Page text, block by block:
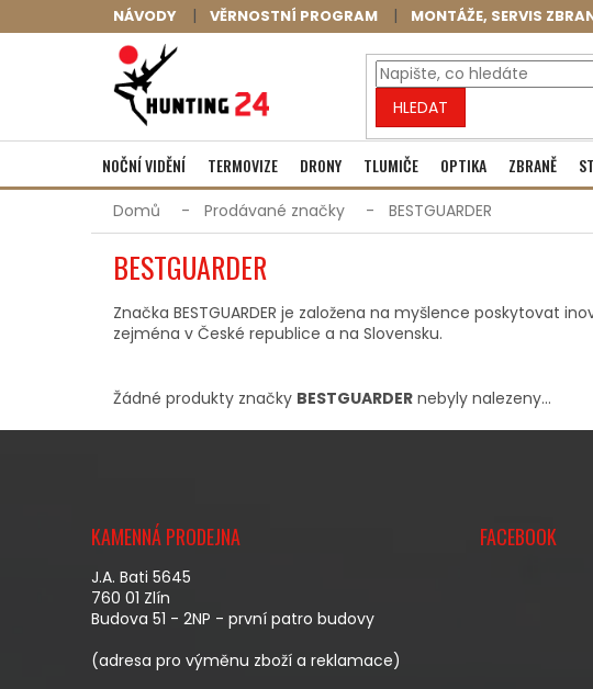
na
NÁVODY VĚRNOSTNÍ PROGRAM MONTÁŽE, SERVIS
HLEDAT
NOČNÍ VIDĚNÍ TERMOVIZE DRONY TLUMIČE OPTIKA ZBRANĚ
Domů Prodávané značky BESTGUARDER
BESTGUARDER
Značka BESTGUARDER je založena na myšlence
zejména v České republice a na Slovensku.
Žádné produkty značky BESTGUARDER nebyly nalezeny...
KAMENNÁ PRODEJNA
J.A. Bati 5645
760 01 Zlín
Budova 51 - 2NP - první patro budovy
(adresa pro výměnu zboží a reklamace)
FACEBOOK